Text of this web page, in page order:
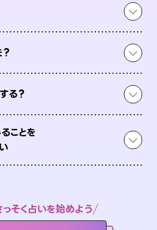
る？
ことを
そく占いを始めよう